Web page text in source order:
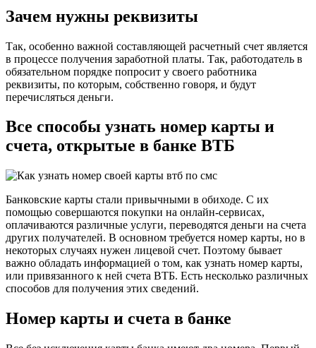
Зачем нужны реквизиты
Так, особенно важной составляющей расчетный счет является
в процессе получения заработной платы. Так, работодатель в
обязательном порядке попросит у своего работника
реквизиты, по которым, собственно говоря, и будут
перечисляться деньги.
Все способы узнать номер карты и
счета, открытые в банке ВТБ
Банковские карты стали привычными в обиходе. С их
помощью совершаются покупки на онлайн-сервисах,
оплачиваются различные услуги, переводятся деньги на счета
других получателей. В основном требуется номер карты, но в
некоторых случаях нужен лицевой счет. Поэтому бывает
важно обладать информацией о том, как узнать номер карты,
или привязанного к ней счета ВТБ. Есть несколько различных
способов для получения этих сведений.
Номер карты и счета в банке